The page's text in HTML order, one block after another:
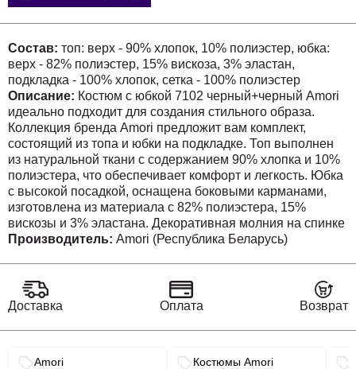
Состав: топ: верх - 90% хлопок, 10% полиэстер, юбка:
верх - 82% полиэстер, 15% вискоза, 3% эластан,
подкладка - 100% хлопок, сетка - 100% полиэстер
Описание: Костюм с юбкой 7102 черный+черный Amori
идеально подходит для создания стильного образа.
Коллекция бренда Amori предложит вам комплект,
состоящий из топа и юбки на подкладке. Топ выполнен
из натуральной ткани с содержанием 90% хлопка и 10%
полиэстера, что обеспечивает комфорт и легкость. Юбка
с высокой посадкой, оснащена боковыми карманами,
изготовлена из материала с 82% полиэстера, 15%
вискозы и 3% эластана. Декоративная молния на спинке
добавляет оригинальности. Комплект имеет
Длина изделия по спинке: топ - 21 см, юбка - 63 см.
Производитель: Amori (Республика Беларусь)
Доставка Оплата Возврат
Связанные разделы каталога
Amori Костюмы Amori